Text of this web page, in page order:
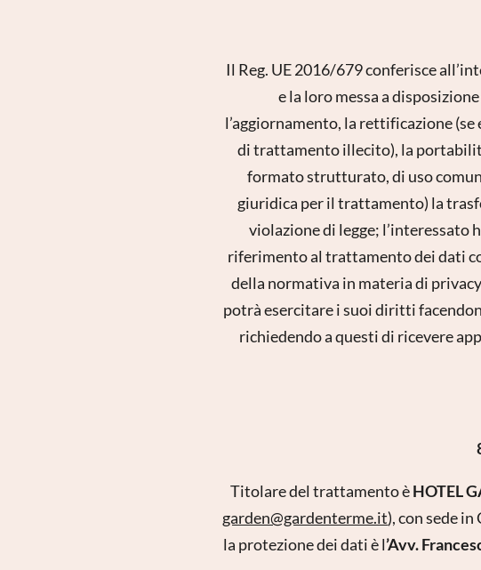
Il Reg. UE 2016/679 conferisce
e la loro messa a
l’aggiornamento, la rettificazione
di trattamento illecito), la
formato strutturato, di uso
giuridica per il trattamento) la
violazione di legge;
riferimento al trattamento dei dati
della normativa in materia di
potrà esercitare i suoi diritti
richiedendo a questi di ricevere
Titolare del trattamento èHOTEL
garden@gardenterme.it), con sede
la protezione dei dati è l’Avv.